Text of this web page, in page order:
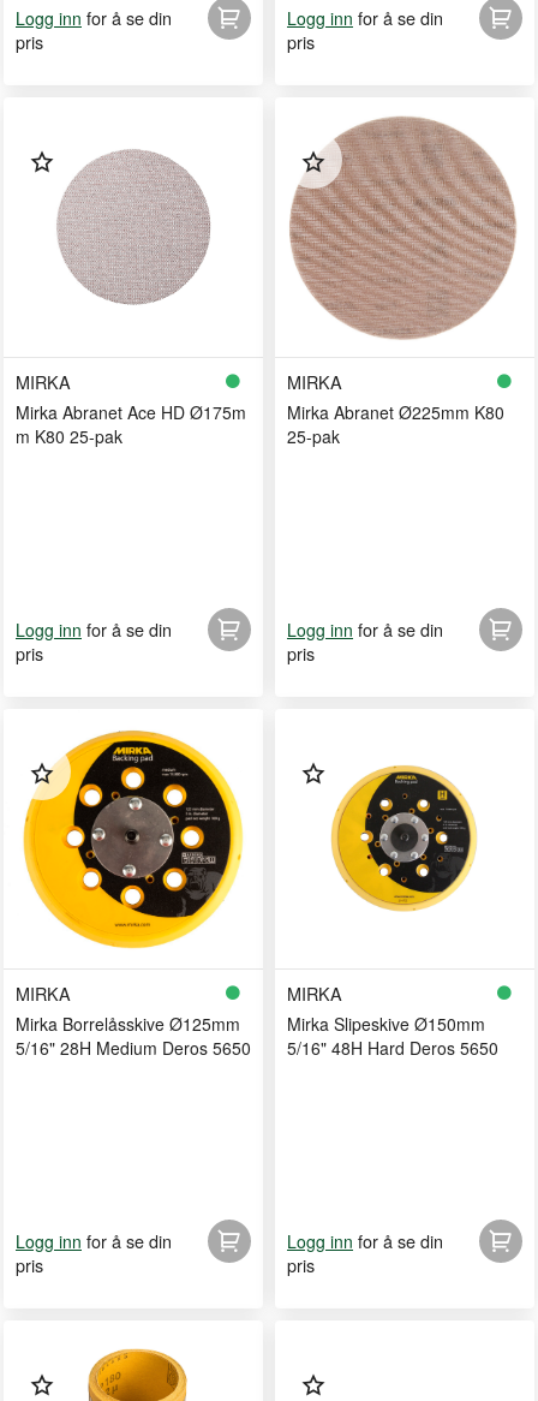
Logg inn for å se din
pris
Logg inn for å se din
pris
MIRKA
Mirka Abranet Ace HD Ø175m
m K80 25-pak
Logg inn for å se din
pris
MIRKA
Mirka Abranet Ø225mm K80
25-pak
Logg inn for å se din
pris
MIRKA
Mirka Borrelåsskive Ø125mm
5/16" 28H Medium Deros 5650
Logg inn for å se din
pris
MIRKA
Mirka Slipeskive Ø150mm
5/16" 48H Hard Deros 5650
Logg inn for å se din
pris